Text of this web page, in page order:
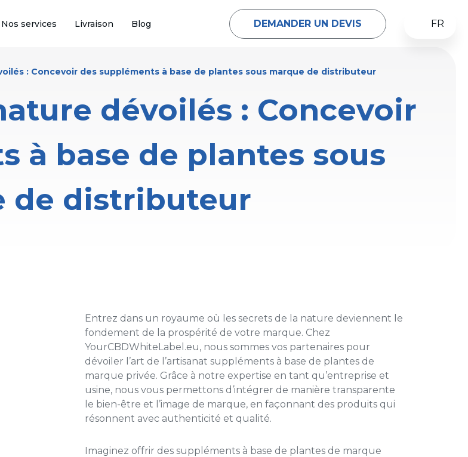
Nos services Livraison Blog DEMANDER UN DEVIS FR
: Concevoir des suppléments à base de plantes sous marque de distributeur
dévoilés : Concevoir
à base de plantes sous
de distributeur
Entrez dans un royaume où les secrets de la nature deviennent le
fondement de la prospérité de votre marque. Chez
YourCBDWhiteLabel.eu, nous sommes vos partenaires pour
dévoiler l’art de l’artisanat suppléments à base de plantes de
marque privée. Grâce à notre expertise en tant qu’entreprise et
usine, nous vous permettons d’intégrer de manière transparente
le bien-être et l’image de marque, en façonnant des produits qui
résonnent avec authenticité et qualité.
Imaginez offrir des suppléments à base de plantes de marque